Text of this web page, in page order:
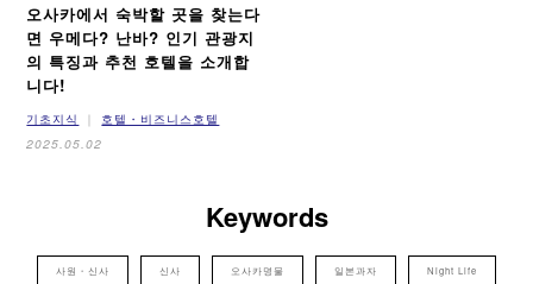
오사카에서 숙박할 곳을 찾는다
면 우메다? 난바? 인기 관광지
의 특징과 추천 호텔을 소개합
니다!
기초지식
호텔・비즈니스호텔
2025.05.02
Keywords
사원・신사 신사 오사카명물 일본과자 Night Life